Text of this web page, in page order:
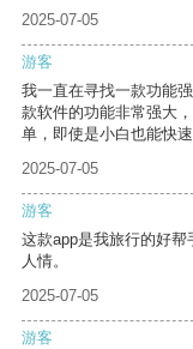
2025-07-05
游客
我一直在寻找一款功能
款软件的功能非常强大
单，即使是小白也能快速
2025-07-05
游客
这款app是我旅行的好
人情。
2025-07-05
游客